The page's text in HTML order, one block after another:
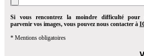
Si vous rencontrez la moindre difficulté pour
parvenir vos images, vous pouvez nous contacter à
* Mentions obligatoires